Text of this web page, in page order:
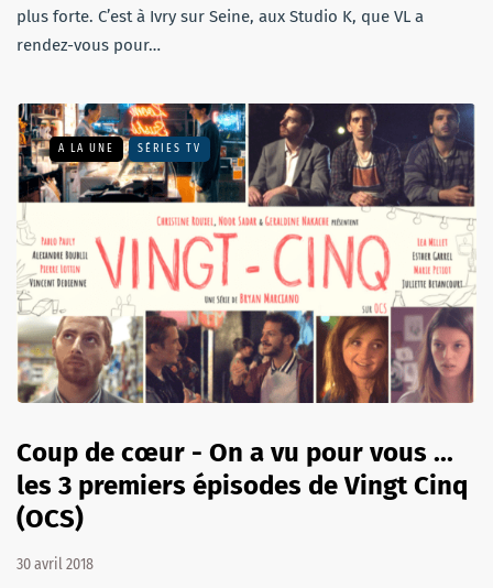
plus forte. C’est à Ivry sur Seine, aux Studio K, que VL a
rendez-vous pour…
A LA UNE SÉRIES TV
Coup de cœur - On a vu pour vous ...
les 3 premiers épisodes de Vingt Cinq
(OCS)
30 avril 2018